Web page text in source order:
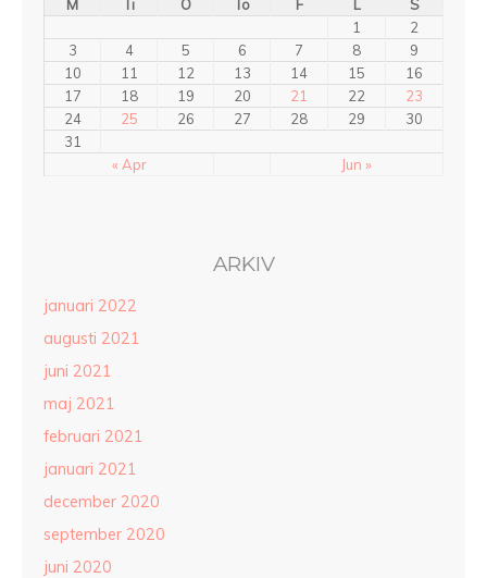
M Ti O To F L S
« Apr Jun »
1
2
3
4 5 6 7 8
9
10
11 12 13 14 15
16
17
18 19 20 21 22
23
24
25 26 27 28 29
30
31
ARKIV
januari 2022
augusti 2021
juni 2021
maj 2021
februari 2021
januari 2021
december 2020
september 2020
juni 2020